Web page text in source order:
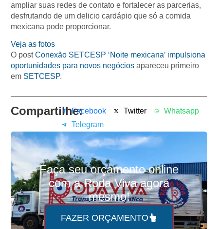
ampliar suas redes de contato e fortalecer as parcerias,
desfrutando de um delicio cardápio que só a comida
mexicana pode proporcionar.
Veja as fotos
O postConexão SETCESP ‘Noite mexicana’ impulsiona
oportunidades para novos negócios apareceu primeiro
em SETCESP.
Compartilhe:Facebook Twitter
Whatsapp
Telegram
Faça seuorçamento online
com a Roda Viva agora
mesmo!
FAZER ORÇAMENTO